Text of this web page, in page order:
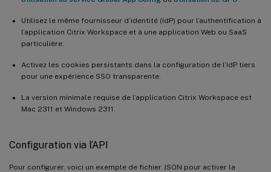
Utilisez le même fournisseur d’identité (IdP) pour l’authentification à
l’application Citrix Workspace et à une application Web ou SaaS
particulière.
Activez les cookies persistants dans la configuration de l’IdP tiers
pour une expérience SSO transparente.
La version minimale requise de l’application Citrix Workspace est
Mac 2311 et Windows 2311.
Configuration via l’API
Pour configurer, voici un exemple de fichier JSON pour activer la